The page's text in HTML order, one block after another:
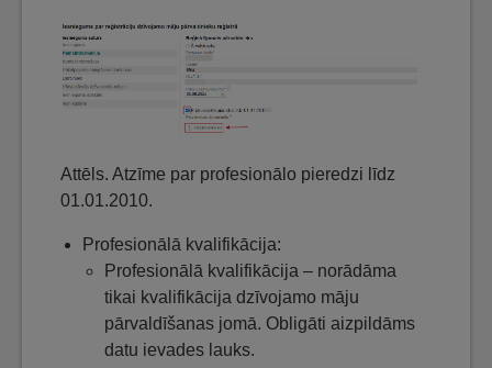
Attēls. Atzīme par profesionālo pieredzi līdz
01.01.2010.
Profesionālā kvalifikācija:
Profesionālā kvalifikācija – norādāma
tikai kvalifikācija dzīvojamo māju
pārvaldīšanas jomā. Obligāti aizpildāms
datu ievades lauks.